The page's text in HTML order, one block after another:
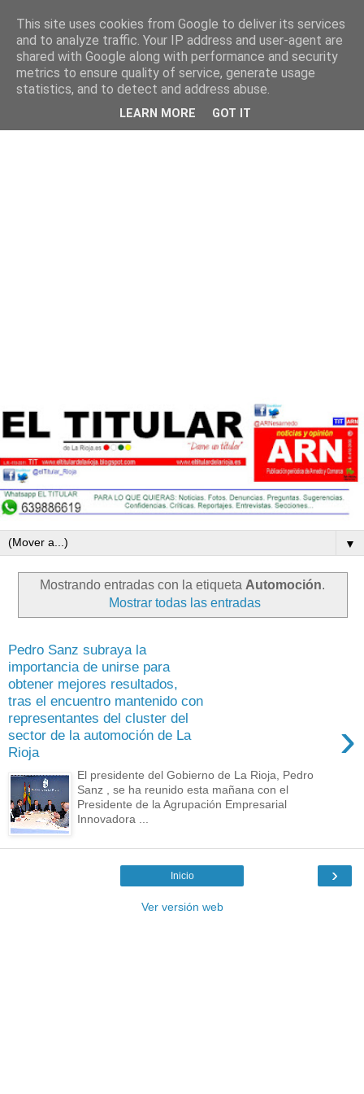
▼
Mostrando entradas con la etiqueta Automoción.
Mostrar todas las entradas
Pedro Sanz subraya la
importancia de unirse para
obtener mejores resultados,
tras el encuentro mantenido con
representantes del cluster del
sector de la automoción de La
Rioja
›
El presidente del Gobierno de La Rioja, Pedro
Sanz , se ha reunido esta mañana con el
Presidente de la Agrupación Empresarial
Innovadora ...
›
Inicio
Ver versión web
This site uses cookies from Google to deliver its services
and to analyze traffic. Your IP address and user-agent are
shared with Google along with performance and security
metrics to ensure quality of service, generate usage
statistics, and to detect and address abuse.
LEARN MORE GOT IT